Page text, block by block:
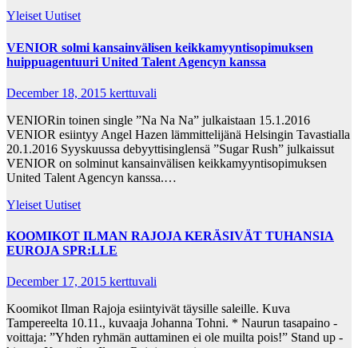
Yleiset Uutiset
VENIOR solmi kansainvälisen keikkamyyntisopimuksen
huippuagentuuri United Talent Agencyn kanssa
December 18, 2015 kerttuvali
VENIORin toinen single ”Na Na Na” julkaistaan 15.1.2016
VENIOR esiintyy Angel Hazen lämmittelijänä Helsingin Tavastialla
20.1.2016 Syyskuussa debyyttisinglensä ”Sugar Rush” julkaissut
VENIOR on solminut kansainvälisen keikkamyyntisopimuksen
United Talent Agencyn kanssa.…
Yleiset Uutiset
KOOMIKOT ILMAN RAJOJA KERÄSIVÄT TUHANSIA
EUROJA SPR:LLE
December 17, 2015 kerttuvali
Koomikot Ilman Rajoja esiintyivät täysille saleille. Kuva
Tampereelta 10.11., kuvaaja Johanna Tohni. * Naurun tasapaino -
voittaja: ”Yhden ryhmän auttaminen ei ole muilta pois!” Stand up -